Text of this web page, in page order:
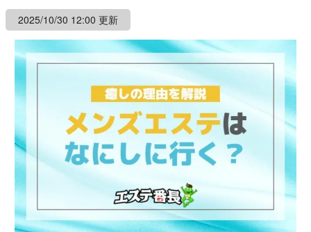
2025/10/30 12:00 更新